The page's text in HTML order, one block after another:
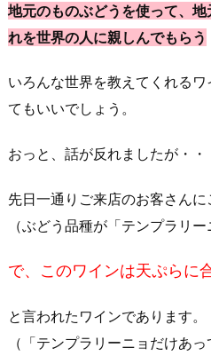
地元のものぶどうを使って、
れを世界の人に親しんでもらう
いろんな世界を教えてくれる
てもいいでしょう。
おっと、話が反れましたが・・
先日一通りご来店のお客さん
（ぶどう品種が「テンプラリー
で、このワインは天ぷらに
と言われたワインであります。
（「テンプラリーニョだけあ